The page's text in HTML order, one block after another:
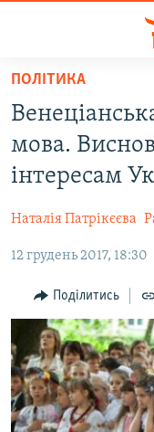
Перейти
основного
матеріалу
Перейти
до
основної
Перейти
пошуку
ВОДА.КРИМ
БЛОГИ
ПОГЛЯД
ІНТЕРВ'Ю
ВСЕ ЗА ДЕНЬ
СПЕЦПРОЕКТИ
ДЕПОРТАЦІЯ
ВІДЕОУРОКИ «ELIFBE»
ЯК ОБІЙТИ
ПОЛІТИКА
мова.
інтересам
Наталія Патрікєєва
12 грудень 2017, 18:30
Поділитись